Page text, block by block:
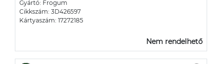
Gyártó: Frogum
Cikkszám: 3D426597
Kártyaszám: 17272185
Nem rendelhető